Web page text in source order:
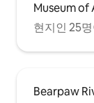
Museum
현지인 25
Bearpaw